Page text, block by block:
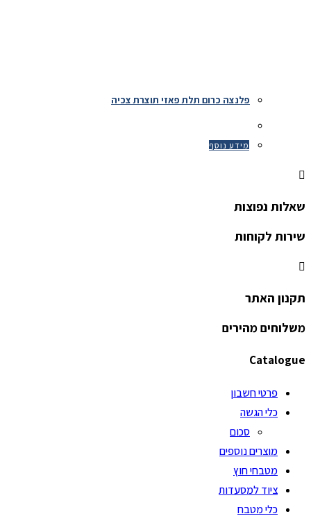
פלנצה כרום תלת פאזי תוצרת צכיה
מידע נוסף
שאלות נפוצות
שירות לקוחות
תקנון האתר
משלוחים מהירים
Catalogue
פרטי חשבון
כלי הגשה
סכום
מוצרים נוספים
מטבחי חוץ
ציוד למסעדות
כלי מטבח